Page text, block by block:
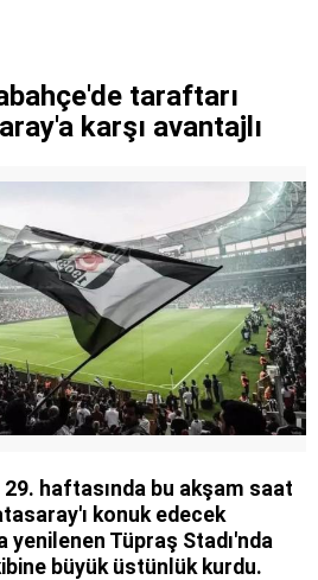
taraftarı
karşı avantajlı
haftasında bu akşam saat
konuk edecek
yenilenen Tüpraş Stadı'nda
büyük üstünlük kurdu.